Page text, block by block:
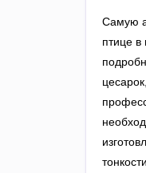
Самую
птице в